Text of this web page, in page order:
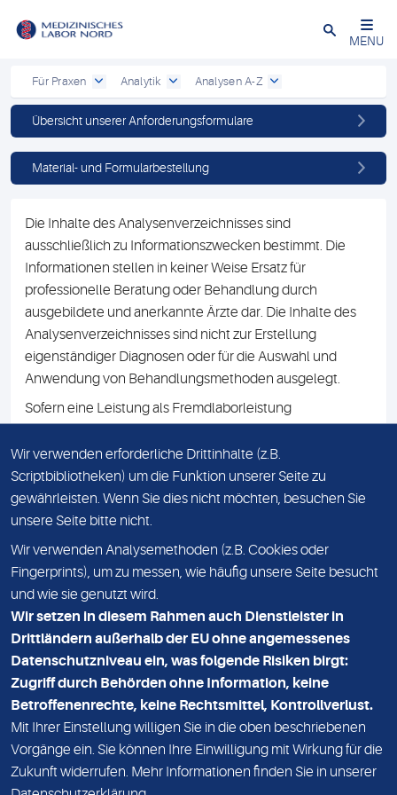
Schließen
MENU
Für Praxen Analytik Analysen A-Z
Übersicht unserer Anforderungsformulare
Material- und Formularbestellung
Die Inhalte des Analysenverzeichnisses sind
ausschließlich zu Informationszwecken bestimmt. Die
Informationen stellen in keiner Weise Ersatz für
professionelle Beratung oder Behandlung durch
ausgebildete und anerkannte Ärzte dar. Die Inhalte des
Analysenverzeichnisses sind nicht zur Erstellung
eigenständiger Diagnosen oder für die Auswahl und
Anwendung von Behandlungsmethoden ausgelegt.
Sofern eine Leistung als Fremdlaborleistung
Namen des Fremdlabors mit. Mit der Beauftragung der
Fremdlaborleistung erklären Sie sich mit dieser
Vereinbarung einverstanden.
DATENSCHUTZ
KONTAKT
NEWSLETTER
ADRESSE
MVZ Medizinisches Labor Nord MLN GmbH
Essener Straße 108
22419 Hamburg
Wir verwenden erforderliche Drittinhalte (z.B.
Scriptbibliotheken) um die Funktion unserer Seite zu
gewährleisten. Wenn Sie dies nicht möchten, besuchen Sie
unsere Seite bitte nicht.
Wir verwenden Analysemethoden (z.B. Cookies oder
Fingerprints), um zu messen, wie häufig unsere Seite besucht
und wie sie genutzt wird.
Wir setzen in diesem Rahmen auch Dienstleister in
Drittländern außerhalb der EU ohne angemessenes
Datenschutzniveau ein, was folgende Risiken birgt:
Zugriff durch Behörden ohne Information, keine
Betroffenenrechte, keine Rechtsmittel, Kontrollverlust.
Mit Ihrer Einstellung willigen Sie in die oben beschriebenen
Vorgänge ein. Sie können Ihre Einwilligung mit Wirkung für die
Zukunft widerrufen. Mehr Informationen finden Sie in unserer